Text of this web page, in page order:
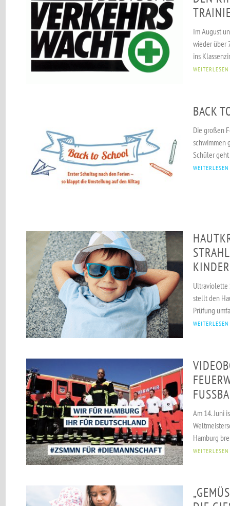
Im August
wieder über
ins
WEITERLESEN
BACK
Die großen
schwimmen
Schüler
WEITERLESEN
Ultraviolette
stellt den
Prüfung
WEITERLESEN
Am 14. Juni
Hamburg
WEITERLESEN